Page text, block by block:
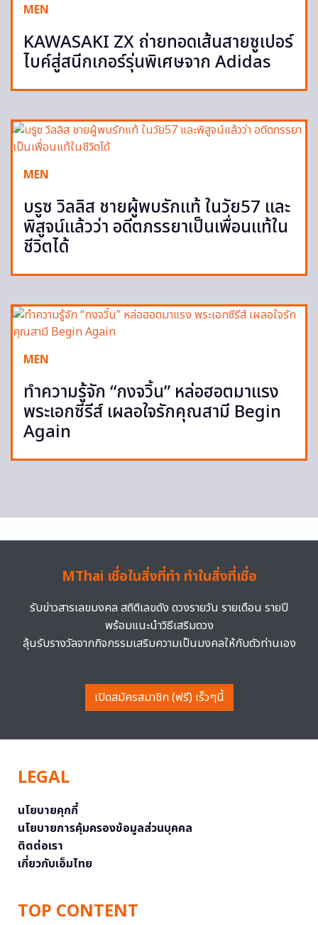
MEN
KAWASAKI ZX ถ่ายทอดเส้นสายซูเปอร์
ไบค์สู่สนีกเกอร์รุ่นพิเศษจาก Adidas
MEN
บรูซ วิลลิส ชายผู้พบรักแท้ ในวัย57 และ
พิสูจน์แล้วว่า อดีตภรรยาเป็นเพื่อนแท้ใน
ชีวิตได้
MEN
ทำความรู้จัก “กงจวิ้น” หล่อฮอตมาแรง
พระเอกซีรีส์ เผลอใจรักคุณสามี Begin
Again
MThai เชื่อในสิ่งที่ทำ ทำในสิ่งที่เชื่อ
รับข่าวสารเลขมงคล สถิติเลขดัง ดวงรายวัน รายเดือน รายปี
พร้อมแนะนำวิธีเสริมดวง
ลุ้นรับรางวัลจากกิจกรรมเสริมความเป็นมงคลให้กับตัวท่านเอง
เปิดสมัครสมาชิก (ฟรี) เร็วๆนี้
LEGAL
นโยบายคุกกี้
นโยบายการคุ้มครองข้อมูลส่วนบุคคล
ติดต่อเรา
เกี่ยวกับเอ็มไทย
TOP CONTENT